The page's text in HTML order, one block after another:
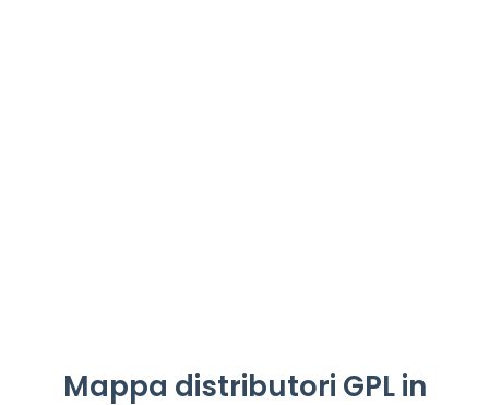
Mappa distributori GPL in